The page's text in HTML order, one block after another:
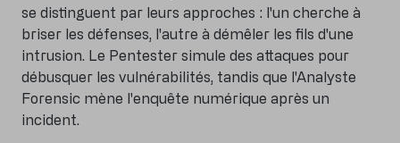
se distinguent par leurs approches : l'un cherche à
briser les défenses, l'autre à démêler les fils d'une
intrusion. Le Pentester simule des attaques pour
débusquer les vulnérabilités, tandis que l'Analyste
Forensic mène l'enquête numérique après un
incident.